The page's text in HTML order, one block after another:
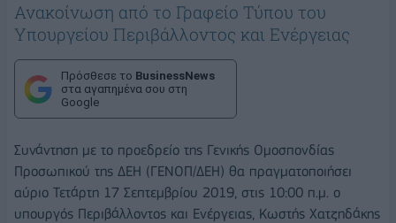
Ανακοίνωση από το Γραφείο Τύπου του
Υπουργείου Περιβάλλοντος και Ενέργειας
Πρόσθεσε το BusinessNews
στα αγαπημένα σου στη
Google
Συνάντηση με το προεδρείο της Γενικής Ομοσπονδίας
Προσωπικού της ΔΕΗ (ΓΕΝΟΠ/ΔΕΗ) θα πραγματοποιήσει
αύριο Τετάρτη 17 Σεπτεμβρίου 2019, στις 10:00 π.μ. ο
υπουργός Περιβάλλοντος και Ενέργειας, Κωστής Χατζηδάκης